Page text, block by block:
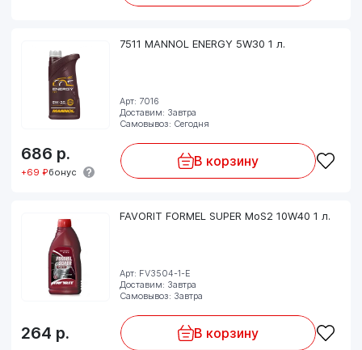
7511 MANNOL ENERGY 5W30 1 л.
Арт: 7016
Доставим: Завтра
Самовывоз: Сегодня
686 р.
+69 ₽бонус
В корзину
FAVORIT FORMEL SUPER MoS2 10W40 1 л.
Арт: FV3504-1-E
Доставим: Завтра
Самовывоз: Завтра
264 р. В корзину